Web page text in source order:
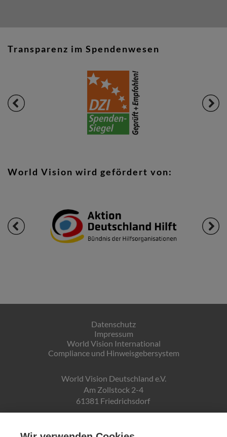
Transparenz im Spendenwesen
World Vision wird gefördert von:
Datenschutz
Impressum
World Vision International
Compliance und Hinweisgebersystem
World Vision Deutschland e.V.
Am Zollstock 2-4
61381 Friedrichsdorf
DE19ZZZ00000150171